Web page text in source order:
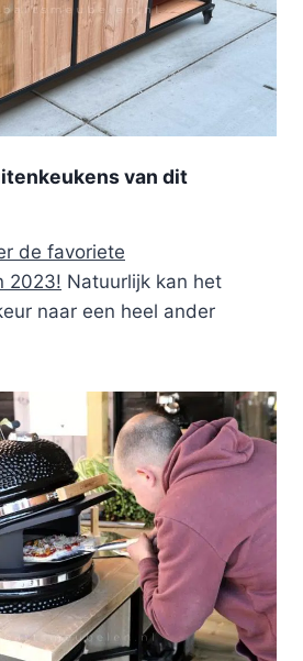
van dit
de favoriete
2023! Natuurlijk kan het
naar een heel ander